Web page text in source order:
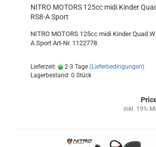
NITRO MOTORS 125cc midi Kinder
RS8-A Sport
NITRO MOTORS 125cc midi Kinder Quad
A Sport Art-Nr. 1122778
Lieferzeit: 2-3 Tage (Lieferbedingungen)
Lagerbestand: 0 Stück
inkl. 19%